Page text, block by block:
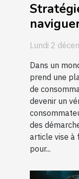
Lundi 2
Dans un
prend une
de
devenir un
des
article vise à
pour...